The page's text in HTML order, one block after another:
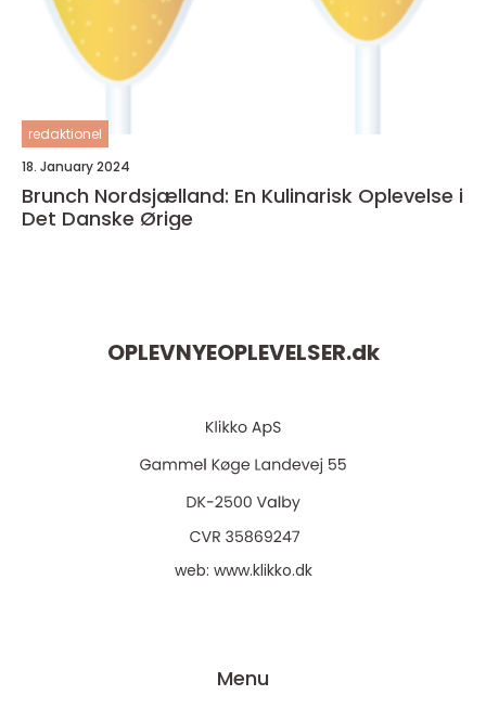
redaktionel
18. January 2024
Brunch Nordsjælland: En Kulinarisk Oplevelse i
Det Danske Ørige
OPLEVNYEOPLEVELSER.dk
web: www.klikko.dk
Menu